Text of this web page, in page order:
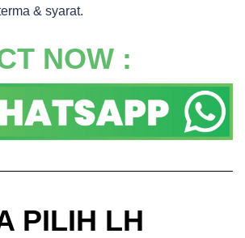
& syarat.
NOW :
PILIH LH